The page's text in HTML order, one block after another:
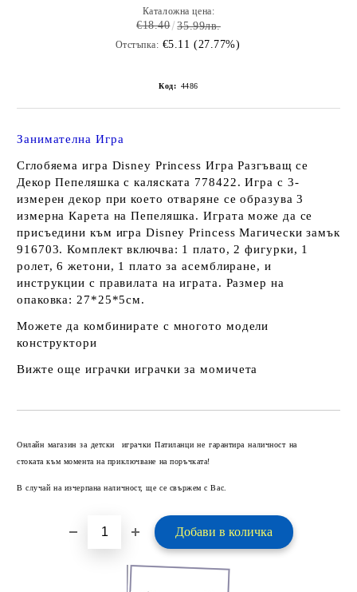
Каталожна цена:
€18.40 35.99лв.
Отстъпка: €5.11 (27.77%)
Код: 4486
Занимателна Игра
Сглобяема игра Disney Princess Игра Разгъващ се
Декор Пепеляшка с каляската 778422. Игра с 3-
измерен декор при което отваряне се образува 3
измерна Карета на Пепеляшка. Играта може да се
присъедини към игра Disney Princess Магически замък
916703. Комплект включва: 1 плато, 2 фигурки, 1
ролет, 6 жетони, 1 плато за асемблиране, и
инструкции с правилата на играта. Размер на
опаковка: 27*25*5см.
Можете да комбинирате с многото модели
конструктори
Вижте още играчкииграчки за момичета
Онлайн магазин за детски играчки Патиланци не гарантира наличност на
стоката към момента на приключване на поръчката!
В случай на изчерпана наличност, ще се свържем с Вас.